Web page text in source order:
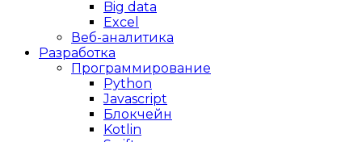
Big data
Excel
Веб-аналитика
Разработка
Программирование
Python
Javascript
Блокчейн
Kotlin